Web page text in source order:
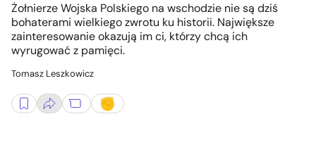
Żołnierze Wojska Polskiego na wschodzie nie są dziś
bohaterami wielkiego zwrotu ku historii. Największe
zainteresowanie okazują im ci, którzy chcą ich
wyrugować z pamięci.
Tomasz Leszkowicz